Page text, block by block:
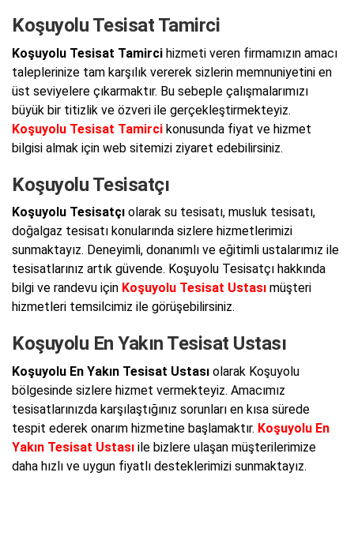
Koşuyolu Tesisat Tamirci
Koşuyolu Tesisat Tamirci hizmeti veren firmamızın amacı
taleplerinize tam karşılık vererek sizlerin memnuniyetini en
üst seviyelere çıkarmaktır. Bu sebeple çalışmalarımızı
büyük bir titizlik ve özveri ile gerçekleştirmekteyiz.
Koşuyolu Tesisat Tamirci konusunda fiyat ve hizmet
bilgisi almak için web sitemizi ziyaret edebilirsiniz.
Koşuyolu Tesisatçı
Koşuyolu Tesisatçı olarak su tesisatı, musluk tesisatı,
doğalgaz tesisatı konularında sizlere hizmetlerimizi
sunmaktayız. Deneyimli, donanımlı ve eğitimli ustalarımız ile
tesisatlarınız artık güvende. Koşuyolu Tesisatçı hakkında
bilgi ve randevu için Koşuyolu Tesisat Ustası müşteri
hizmetleri temsilcimiz ile görüşebilirsiniz.
Koşuyolu En Yakın Tesisat Ustası
Koşuyolu En Yakın Tesisat Ustası olarak Koşuyolu
bölgesinde sizlere hizmet vermekteyiz. Amacımız
tesisatlarınızda karşılaştığınız sorunları en kısa sürede
tespit ederek onarım hizmetine başlamaktır. Koşuyolu En
Yakın Tesisat Ustası ile bizlere ulaşan müşterilerimize
daha hızlı ve uygun fiyatlı desteklerimizi sunmaktayız.